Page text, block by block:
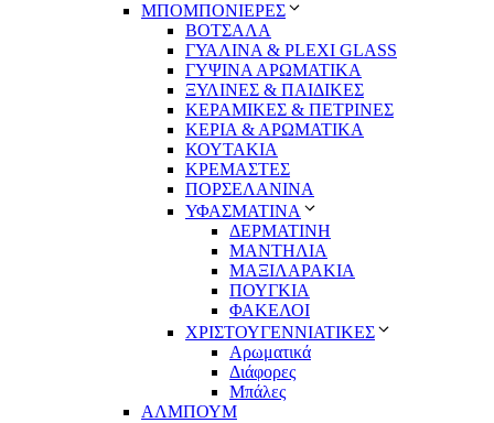
ΜΠΟΜΠΟΝΙΕΡΕΣ
ΒΟΤΣΑΛΑ
ΓΥΑΛΙΝΑ & PLEXI GLASS
ΓΥΨΙΝΑ ΑΡΩΜΑΤΙΚΑ
ΞΥΛΙΝΕΣ & ΠΑΙΔΙΚΕΣ
ΚΕΡΑΜΙΚΕΣ & ΠΕΤΡΙΝΕΣ
ΚΕΡΙΑ & ΑΡΩΜΑΤΙΚΑ
ΚΟΥΤΑΚΙΑ
ΚΡΕΜΑΣΤΕΣ
ΠΟΡΣΕΛΑΝΙΝΑ
ΥΦΑΣΜΑΤΙΝA
ΔΕΡΜΑΤΙΝΗ
ΜΑΝΤΗΛΙΑ
ΜΑΞΙΛΑΡΑΚΙΑ
ΠΟΥΓΚΙΑ
ΦΑΚΕΛΟΙ
ΧΡΙΣΤΟΥΓΕΝΝΙΑΤΙΚΕΣ
Αρωματικά
Διάφορες
Μπάλες
ΑΛΜΠΟΥΜ